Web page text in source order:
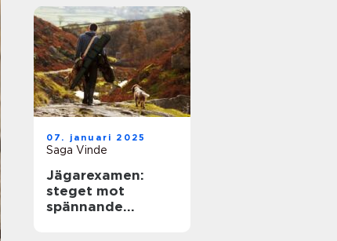
07. januari 2025
Saga Vinde
Jägarexamen:
steget mot
spännande